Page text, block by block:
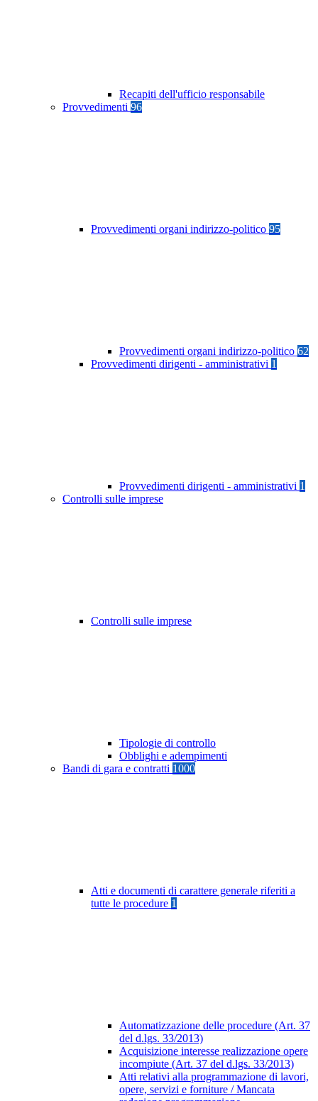
Recapiti dell'ufficio responsabile
Provvedimenti 96
Provvedimenti organi indirizzo-politico 95
Provvedimenti organi indirizzo-politico 62
Provvedimenti dirigenti - amministrativi 1
Provvedimenti dirigenti - amministrativi 1
Controlli sulle imprese
Controlli sulle imprese
Tipologie di controllo
Obblighi e adempimenti
Bandi di gara e contratti 1000
Atti e documenti di carattere generale riferiti a
tutte le procedure 1
Automatizzazione delle procedure (Art. 37
del d.lgs. 33/2013)
Acquisizione interesse realizzazione opere
incompiute (Art. 37 del d.lgs. 33/2013)
Atti relativi alla programmazione di lavori,
opere, servizi e forniture / Mancata